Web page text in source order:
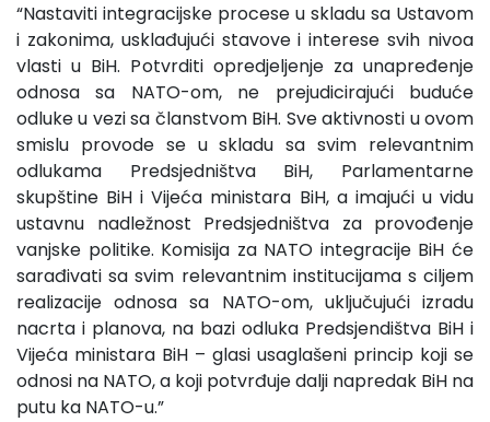
“Nastaviti integracijske procese u skladu sa Ustavom
i zakonima, usklađujući stavove i interese svih nivoa
vlasti u BiH. Potvrditi opredjeljenje za unapređenje
odnosa sa NATO-om, ne prejudicirajući buduće
odluke u vezi sa članstvom BiH. Sve aktivnosti u ovom
smislu provode se u skladu sa svim relevantnim
odlukama Predsjedništva BiH, Parlamentarne
skupštine BiH i Vijeća ministara BiH, a imajući u vidu
ustavnu nadležnost Predsjedništva za provođenje
vanjske politike. Komisija za NATO integracije BiH će
sarađivati sa svim relevantnim institucijama s ciljem
realizacije odnosa sa NATO-om, uključujući izradu
nacrta i planova, na bazi odluka Predsjendištva BiH i
Vijeća ministara BiH – glasi usaglašeni princip koji se
odnosi na NATO, a koji potvrđuje dalji napredak BiH na
putu ka NATO-u.”